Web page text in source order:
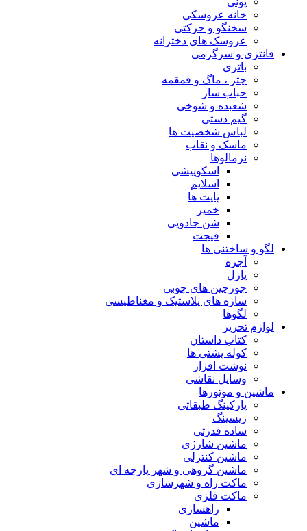
خانه عروسکی
سخنگو و حرکتی
عروسک های دخترانه
فانتزی و سرگرمی
باتری
چتر ، ماگ و قمقمه
حباب ساز
شعبده و شوخی
گیم دستی
لباس شخصیت ها
ماسک و نقاب
نرمالوها
اسکوییشی
اسلایم
پاپت ها
خمیر
شن جادویی
فیجت
لگو و ساختنی ها
آجره
پازل
جورچین های چوبی
سازه های پلاستیک و مغناطیسی
لگوها
لوازم تحریر
کتاب داستان
کوله پشتی ها
نوشت افزار
وسایل نقاشی
ماشین و موتورها
پارکینگ طبقاتی
ریسینگ
ساده قدرتی
ماشین شارژی
ماشین کنترلی
ماشین گروهی و شهر پارچه ای
ماکت راه و شهرسازی
ماکت فلزی
راهسازی
ماشین